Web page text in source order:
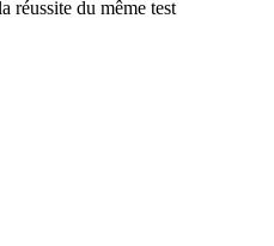
réussite du même test